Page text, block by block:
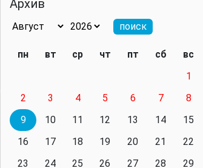
значимость региона
нейтралитета больше не будет
Политика
президенту приходится все
делать самому
Архив
пн вт ср чт пт сб
вс
1
2
3 4 5 6 7
8
9
10 11 12 13 14
15
16
17 18 19 20 21
22
23
24 25 26 27 28
29